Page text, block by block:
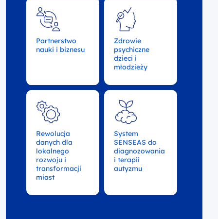
Partnerstwo
nauki i biznesu
Zdrowie
psychiczne
dzieci i
młodzieży
Rewolucja
danych dla
lokalnego
rozwoju i
transformacji
miast
System
SENSEAS do
diagnozowania
i terapii
autyzmu